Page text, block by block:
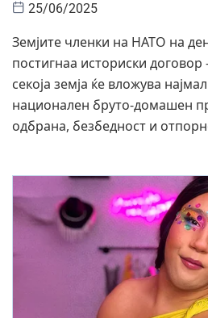
25/06/2025
Земјите членки на НАТО на
постигнаа историски договор
секоја земја ќе вложува
национален бруто-домашен
одбрана, безбедност и